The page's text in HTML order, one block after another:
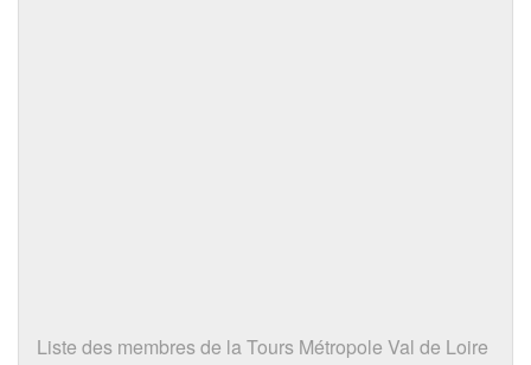
Liste des membres de la Tours Métropole Val de Loire